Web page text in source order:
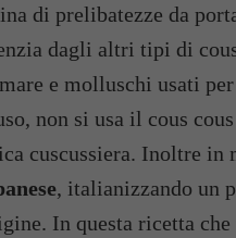
di prelibatezze da
dagli altri tipi di
e molluschi usati per
non si usa il cous
cuscussiera. Inoltre in
, italianizzando un
In questa ricetta